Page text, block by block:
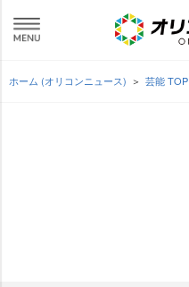
ホーム (オリコンニュース) 芸能 TOP